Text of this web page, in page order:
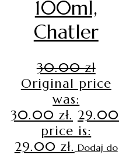
100ml,
Chatler
30.00zł
Original price
was:
30.00 zł. 29.00
price is:
29.00 zł. Dodaj do